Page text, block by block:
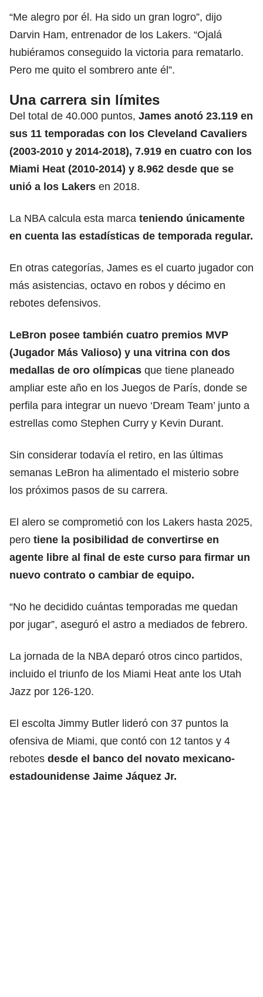
“Me alegro por él. Ha sido un gran logro”, dijo
Darvin Ham, entrenador de los Lakers. “Ojalá
hubiéramos conseguido la victoria para rematarlo.
Pero me quito el sombrero ante él”.
Una carrera sin límites
Del total de 40.000 puntos, James anotó 23.119 en
sus 11 temporadas con los Cleveland Cavaliers
(2003-2010 y 2014-2018), 7.919 en cuatro con los
Miami Heat (2010-2014) y 8.962 desde que se
unió a los Lakers en 2018.
La NBA calcula esta marca teniendo únicamente
en cuenta las estadísticas de temporada regular.
En otras categorías, James es el cuarto jugador con
más asistencias, octavo en robos y décimo en
rebotes defensivos.
LeBron posee también cuatro premios MVP
(Jugador Más Valioso) y una vitrina con dos
medallas de oro olímpicas que tiene planeado
ampliar este año en los Juegos de París, donde se
perfila para integrar un nuevo ‘Dream Team’ junto a
estrellas como Stephen Curry y Kevin Durant.
Sin considerar todavía el retiro, en las últimas
semanas LeBron ha alimentado el misterio sobre
los próximos pasos de su carrera.
El alero se comprometió con los Lakers hasta 2025,
pero tiene la posibilidad de convertirse en
agente libre al final de este curso para firmar un
nuevo contrato o cambiar de equipo.
“No he decidido cuántas temporadas me quedan
por jugar”, aseguró el astro a mediados de febrero.
La jornada de la NBA deparó otros cinco partidos,
incluido el triunfo de los Miami Heat ante los Utah
Jazz por 126-120.
El escolta Jimmy Butler lideró con 37 puntos la
ofensiva de Miami, que contó con 12 tantos y 4
rebotes desde el banco del novato mexicano-
estadounidense Jaime Jáquez Jr.